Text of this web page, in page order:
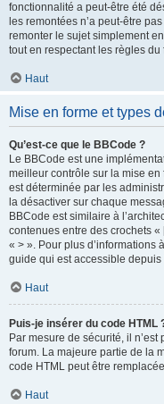
fonctionnalité a peut-être été
les remontées n’a peut-être
remonter le sujet simplement
tout en respectant les règles du
Haut
Mise en forme et types
Qu’est-ce que le BBCode ?
Le BBCode est une
meilleur contrôle sur la mise en
est déterminée par les
la désactiver sur chaque
BBCode est similaire à
contenues entre des crochets
« > ». Pour plus d’informations
guide qui est accessible
Haut
Puis-je insérer du code HTML
Par mesure de sécurité, il
forum. La majeure partie de la
code HTML peut être
Haut